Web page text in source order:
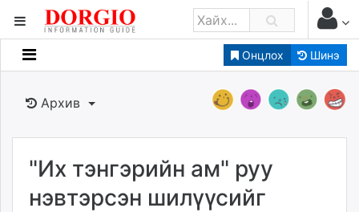
Онцлох Шинэ
Мэдээллийн
Банк санхүү
Бизнес ААН
Төрийн
Архив
"Их тэнгэрийн ам" руу
нэвтэрсэн шилүүсийг